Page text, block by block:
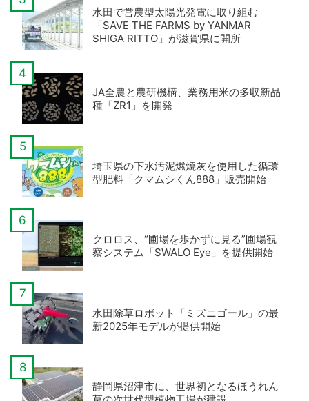
水田で営農型太陽光発電に取り組む
「SAVE THE FARMS by YANMAR
SHIGA RITTO」が滋賀県に開所
JA全農と農研機構、業務用米の多収新品
種「ZR1」を開発
埼玉県の下水汚泥燃焼灰を使用した循環
型肥料「クマムシくん888」販売開始
クロロス、“圃場を歩かずに見る”圃場観
察システム「SWALO Eye」を提供開始
水田除草ロボット「ミズニゴール」の最
新2025年モデルが提供開始
静岡県沼津市に、世界初となるほうれん